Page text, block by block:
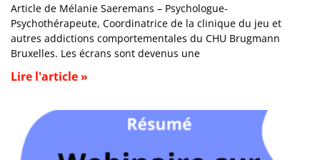
Article de Mélanie Saeremans – Psychologue-
Psychothérapeute, Coordinatrice de la clinique du jeu et
autres addictions comportementales du CHU Brugmann
Bruxelles. Les écrans sont devenus une
Lire l'article »